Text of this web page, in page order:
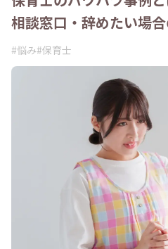
相談窓口・辞めたい場
#悩み#保育士